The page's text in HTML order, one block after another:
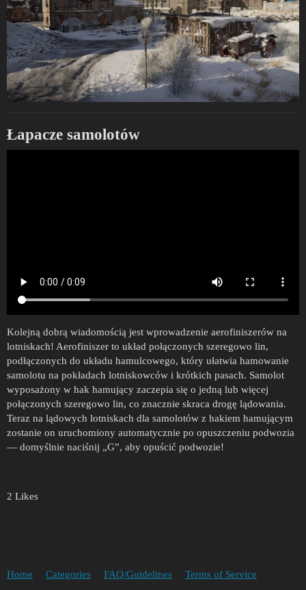
Łapacze samolotów
Kolejną dobrą wiadomością jest wprowadzenie aerofiniszerów na
lotniskach! Aerofiniszer to układ połączonych szeregowo lin,
podłączonych do układu hamulcowego, który ułatwia hamowanie
samolotu na pokładach lotniskowców i krótkich pasach. Samolot
wyposażony w hak hamujący zaczepia się o jedną lub więcej
połączonych szeregowo lin, co znacznie skraca drogę lądowania.
Teraz na lądowych lotniskach dla samolotów z hakiem hamującym
zostanie on uruchomiony automatycznie po opuszczeniu podwozia
— domyślnie naciśnij „G”, aby opuścić podwozie!
2 Likes
Home Categories FAQ/Guidelines Terms of Service